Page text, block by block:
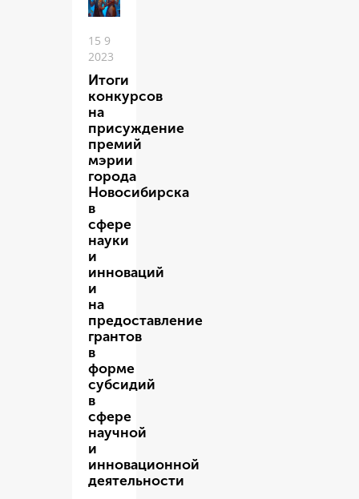
15 9
2023
Итоги
конкурсов
на
присуждение
премий
мэрии
города
Новосибирска
в
сфере
науки
и
инноваций
и
на
предоставление
грантов
в
форме
субсидий
в
сфере
научной
и
инновационной
деятельности